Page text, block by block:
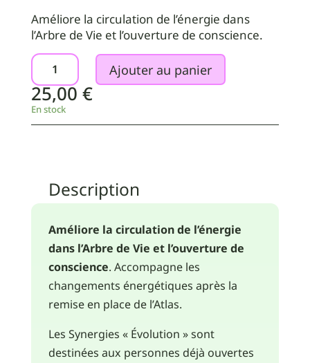
Améliore la circulation de l’énergie dans
l’Arbre de Vie et l’ouverture de conscience.
quantité
de
Synergie
d'Elixirs
"Evolution"
Vie
Ajouter au panier
25,00 €
En stock
Description
Améliore la circulation de l’énergie
dans l’Arbre de Vie et l’ouverture de
conscience. Accompagne les
changements énergétiques après la
remise en place de l’Atlas.
Les Synergies « Évolution » sont
destinées aux personnes déjà ouvertes